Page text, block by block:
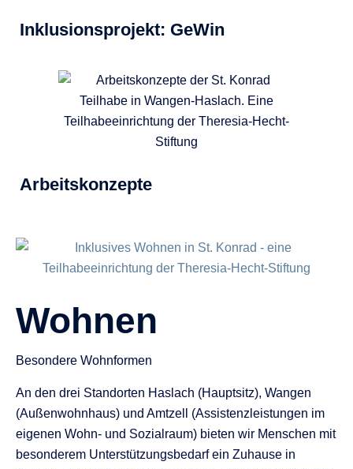
Inklusionsprojekt: GeWin
Arbeitskonzepte
Wohnen
Besondere Wohnformen
An den drei Standorten Haslach (Hauptsitz), Wangen
(Außenwohnhaus) und Amtzell (Assistenzleistungen im
eigenen Wohn- und Sozialraum) bieten wir Menschen mit
besonderem Unterstützungsbedarf ein Zuhause in